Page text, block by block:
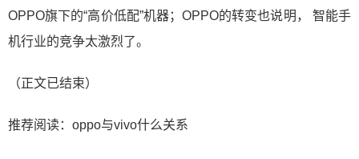
OPPO旗下的“高价低配”机器；OPPO的转变也说明， 智能手
机行业的竞争太激烈了。
（正文已结束）
推荐阅读： oppo与vivo什么关系